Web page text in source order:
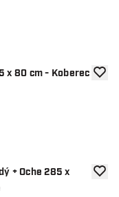
x 80 cm - Koberec
+ Oche 285 x